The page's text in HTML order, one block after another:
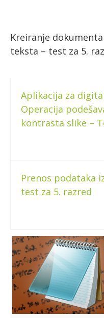
Kreiranje
teksta – test za 5.
Aplikacija za
Operacija
kontrasta slike –
Prenos podataka
test za 5. razred